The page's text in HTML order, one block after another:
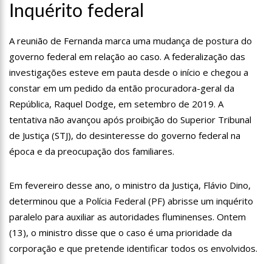
13:15 Nattan revela problema de saúde e afastamento temporário
13:10 Anaju quase lambe lingua de Tati Zaqui e dá abaixadinha na
calça: “Empinei pra foto mesmo”
Motorista de aplicativo é preso por levar e buscar bandidos
para assalto
13:03 Vídeo mostra exato momento que mototaxista despenca de
barranco e passageiro morre
12:59 Manaus registra ocorrências de desabamento em manhã
chuvosa
12:48
Polícia investiga caso de bebê que teve cabeça arrancada no
Norte
11:39 Roger e Caio Ribeiro ‘atropelam’ Galvão Bueno e animam a
Globo
11:23 Key Alves confirma saída do vôlei e fatura R$ 3 milhões com
11:10
Morre, aos 75 anos, Rita Lee, ícone do rock n’ roll brasileiro
Inquérito federal
A reunião de Fernanda marca uma mudança de postura do
governo federal em relação ao caso. A federalização das
investigações esteve em pauta desde o início e chegou a
constar em um pedido da então procuradora-geral da
República, Raquel Dodge, em setembro de 2019. A
tentativa não avançou após proibição do Superior Tribunal
de Justiça (STJ), do desinteresse do governo federal na
época e da preocupação dos familiares.
Em fevereiro desse ano, o ministro da Justiça, Flávio Dino,
determinou que a Polícia Federal (PF) abrisse um inquérito
paralelo para auxiliar as autoridades fluminenses. Ontem
(13), o ministro disse que o caso é uma prioridade da
corporação e que pretende identificar todos os envolvidos.